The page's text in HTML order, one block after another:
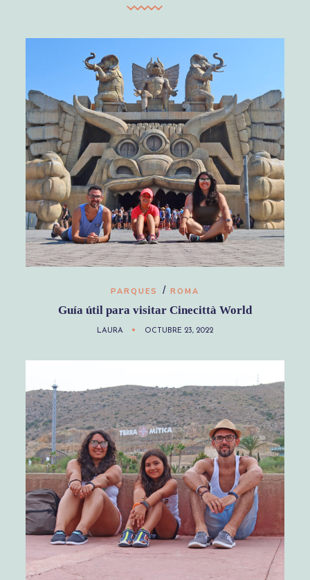
PARQUES / ROMA
Guía útil para visitar Cinecittà World
LAURA OCTUBRE 23, 2022